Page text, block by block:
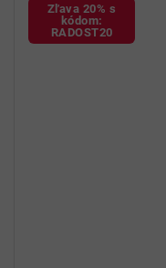
Zľava 20% s
kódom:
RADOST20